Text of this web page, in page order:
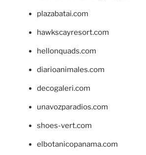
plazabatai.com
hawkscayresort.com
hellonquads.com
diarioanimales.com
decogaleri.com
unavozparadios.com
shoes-vert.com
elbotanicopanama.com